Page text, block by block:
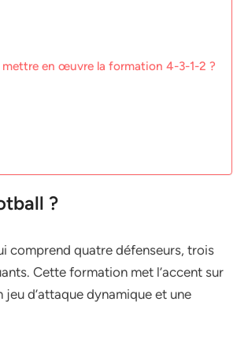
en œuvre la formation 4-3-1-2 ?
?
comprend quatre défenseurs, trois
Cette formation met l’accent sur
d’attaque dynamique et une